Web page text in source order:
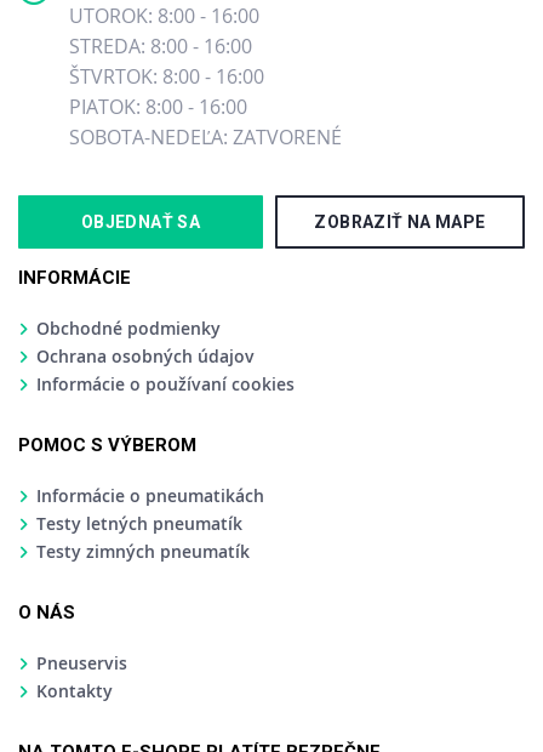
UTOROK: 8:00 - 16:00
STREDA: 8:00 - 16:00
ŠTVRTOK: 8:00 - 16:00
PIATOK: 8:00 - 16:00
SOBOTA-NEDEĽA: ZATVORENÉ
OBJEDNAŤ SA ZOBRAZIŤ NA MAPE
INFORMÁCIE
Obchodné podmienky
Ochrana osobných údajov
Informácie o používaní cookies
POMOC S VÝBEROM
Informácie o pneumatikách
Testy letných pneumatík
Testy zimných pneumatík
O NÁS
Pneuservis
Kontakty